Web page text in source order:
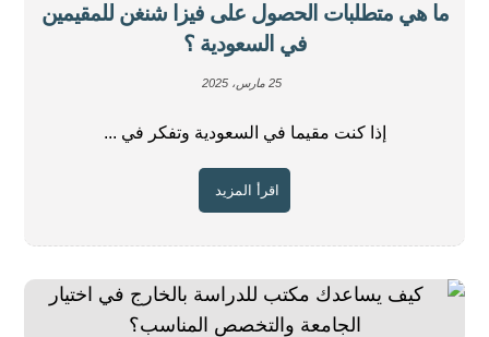
ما هي متطلبات الحصول على فيزا شنغن للمقيمين
في السعودية ؟
25 مارس، 2025
إذا كنت مقيما في السعودية وتفكر في ...
اقرأ المزيد